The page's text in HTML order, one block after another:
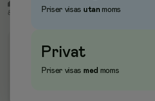
& Skydd
Plastförkläden
Priser visas utan moms
Privat
Priser visas med moms